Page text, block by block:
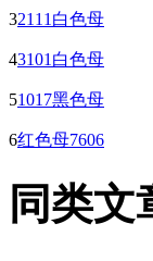
32111白色母
43101白色母
51017黑色母
6红色母7606
同类文